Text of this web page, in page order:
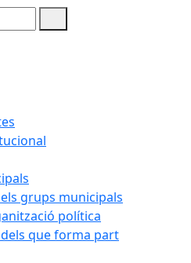
grups municipals
política
que forma part